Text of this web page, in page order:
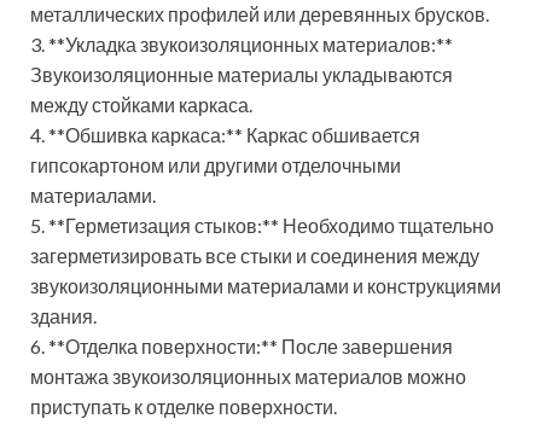
металлических профилей или деревянных брусков.
3. **Укладка звукоизоляционных материалов:**
Звукоизоляционные материалы укладываются
между стойками каркаса.
4. **Обшивка каркаса:** Каркас обшивается
гипсокартоном или другими отделочными
материалами.
5. **Герметизация стыков:** Необходимо тщательно
загерметизировать все стыки и соединения между
звукоизоляционными материалами и конструкциями
здания.
6. **Отделка поверхности:** После завершения
монтажа звукоизоляционных материалов можно
приступать к отделке поверхности.